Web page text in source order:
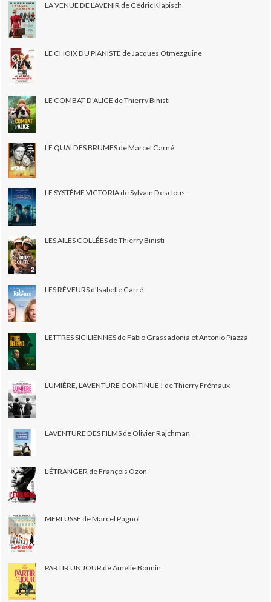
LA VENUE DE L'AVENIR de Cédric Klapisch
LE CHOIX DU PIANISTE de Jacques Otmezguine
LE COMBAT D'ALICE de Thierry Binisti
LE QUAI DES BRUMES de Marcel Carné
LE SYSTÈME VICTORIA de Sylvain Desclous
LES AILES COLLÉES de Thierry Binisti
LES RÊVEURS d'Isabelle Carré
LETTRES SICILIENNES de Fabio Grassadonia et Antonio Piazza
LUMIÈRE, L'AVENTURE CONTINUE ! de Thierry Frémaux
L’AVENTURE DES FILMS de Olivier Rajchman
L’ÉTRANGER de François Ozon
MERLUSSE de Marcel Pagnol
PARTIR UN JOUR de Amélie Bonnin